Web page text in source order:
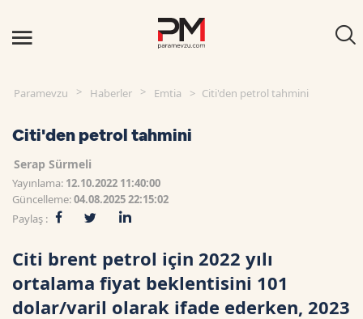
Paramevzu Haberler Emtia Citi'den petrol tahmini
Citi'den petrol tahmini
Serap Sürmeli
Yayınlama: 12.10.2022 11:40:00
Güncelleme:04.08.2025 22:15:02
Paylaş :
Citi brent petrol için 2022 yılı
ortalama fiyat beklentisini 101
dolar/varil olarak ifade ederken, 2023